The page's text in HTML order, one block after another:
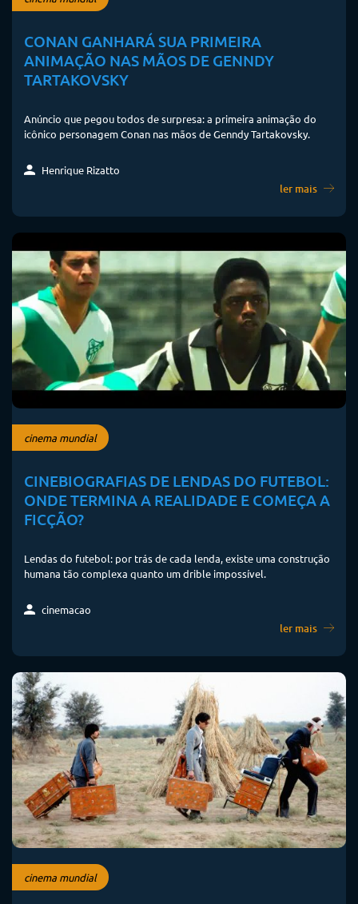
CONAN GANHARÁ SUA PRIMEIRA
ANIMAÇÃO NAS MÃOS DE GENNDY
TARTAKOVSKY
Anúncio que pegou todos de surpresa: a primeira animação do
icônico personagem Conan nas mãos de Genndy Tartakovsky.
Henrique Rizatto
ler mais
cinema mundial
CINEBIOGRAFIAS DE LENDAS DO FUTEBOL:
ONDE TERMINA A REALIDADE E COMEÇA A
FICÇÃO?
Lendas do futebol: por trás de cada lenda, existe uma construção
humana tão complexa quanto um drible impossível.
cinemacao
ler mais
cinema mundial